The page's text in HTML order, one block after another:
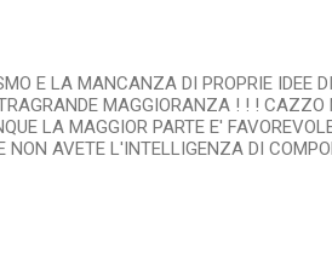
E LA MANCANZA DI PROPRIE IDEE
MAGGIORANZA ! ! ! CAZZO
LA MAGGIOR PARTE E'
AVETE L'INTELLIGENZA DI